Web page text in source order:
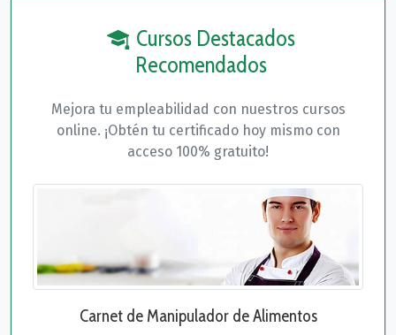
Cursos Destacados
Recomendados
Mejora tu empleabilidad con nuestros cursos
online. ¡Obtén tu certificado hoy mismo con
acceso 100% gratuito!
Carnet de Manipulador de Alimentos